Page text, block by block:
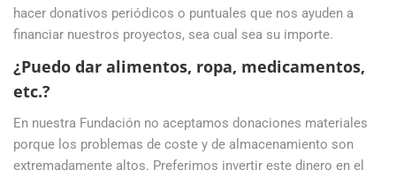
hacer donativos periódicos o puntuales que nos ayuden a
financiar nuestros proyectos, sea cual sea su importe.
¿Puedo dar alimentos, ropa, medicamentos,
etc.?
En nuestra Fundación no aceptamos donaciones materiales
porque los problemas de coste y de almacenamiento son
extremadamente altos. Preferimos invertir este dinero en el